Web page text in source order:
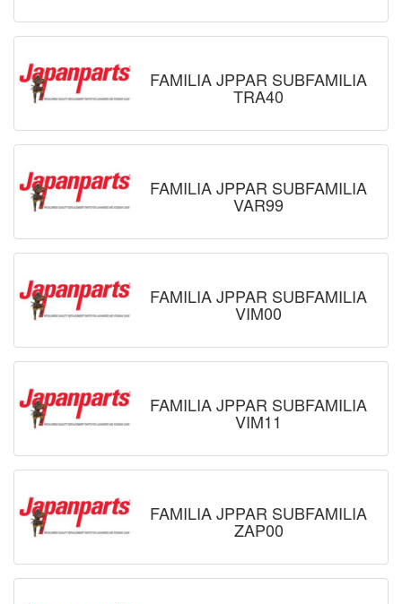
FAMILIA JPPAR SUBFAMILIA
TRA40
FAMILIA JPPAR SUBFAMILIA
VAR99
FAMILIA JPPAR SUBFAMILIA
VIM00
FAMILIA JPPAR SUBFAMILIA
VIM11
FAMILIA JPPAR SUBFAMILIA
ZAP00